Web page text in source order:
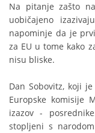
Na pitanje zašto
uobičajeno
napominje da je
za EU u tome kako
nisu bliske.
Dan Sobovitz, koji
Europske komisije
izazov -
stopljeni s